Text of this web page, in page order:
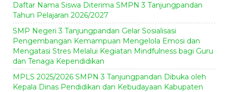
Daftar Nama Siswa Diterima SMPN 3 Tanjungpandan
Tahun Pelajaran 2026/2027
SMP Negeri 3 Tanjungpandan Gelar Sosialisasi
Pengembangan Kemampuan Mengelola Emosi dan
Mengatasi Stres Melalui Kegiatan Mindfulness bagi Guru
dan Tenaga Kependidikan
MPLS 2025/2026 SMPN 3 Tanjungpandan Dibuka oleh
Kepala Dinas Pendidikan dan Kebudayaan Kabupaten